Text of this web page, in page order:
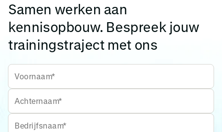
Samen werken aan
kennisopbouw. Bespreek jouw
trainingstraject met ons